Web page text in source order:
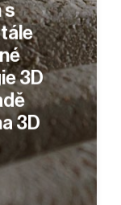
s
3D
3D